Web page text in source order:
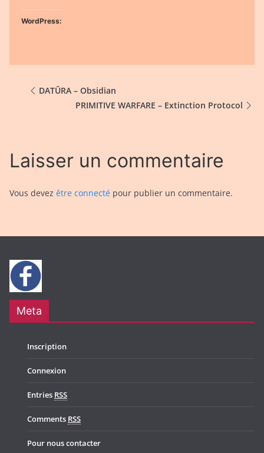
WordPress:
DATÛRA – Obsidian
PRIMITIVE WARFARE – Extinction Protocol
Laisser un commentaire
Vous devez être connecté pour publier un commentaire.
Meta
Inscription
Connexion
Entries RSS
Comments RSS
Pour nous contacter